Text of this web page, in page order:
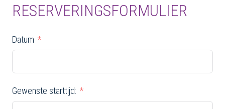
RESERVERINGSFORMULIER
Datum
Gewenste starttijd: